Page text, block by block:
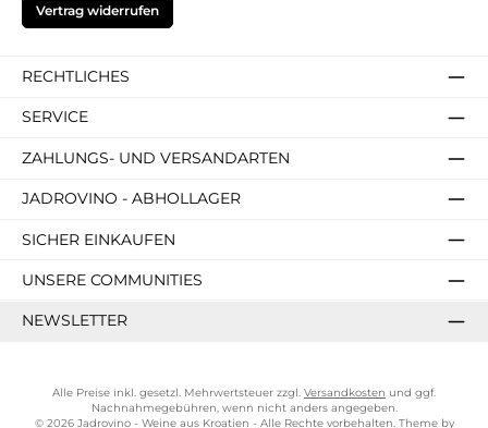
Vertrag widerrufen
RECHTLICHES
SERVICE
ZAHLUNGS- UND VERSANDARTEN
JADROVINO - ABHOLLAGER
SICHER EINKAUFEN
UNSERE COMMUNITIES
NEWSLETTER
Alle Preise inkl. gesetzl. Mehrwertsteuer zzgl. Versandkosten und ggf.
Nachnahmegebühren, wenn nicht anders angegeben.
© 2026 Jadrovino - Weine aus Kroatien - Alle Rechte vorbehalten. Theme by